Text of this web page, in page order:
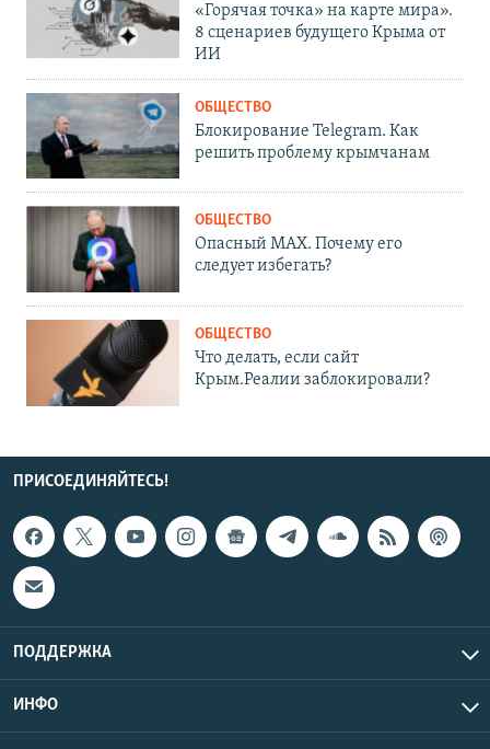
«Горячая точка» на карте мира».
8 сценариев будущего Крыма от
ИИ
ОБЩЕСТВО
Блокирование Telegram. Как
решить проблему крымчанам
ОБЩЕСТВО
Опасный MAX. Почему его
следует избегать?
ОБЩЕСТВО
Что делать, если сайт
Крым.Реалии заблокировали?
ПРИСОЕДИНЯЙТЕСЬ!
ПОДДЕРЖКА
ИНФО